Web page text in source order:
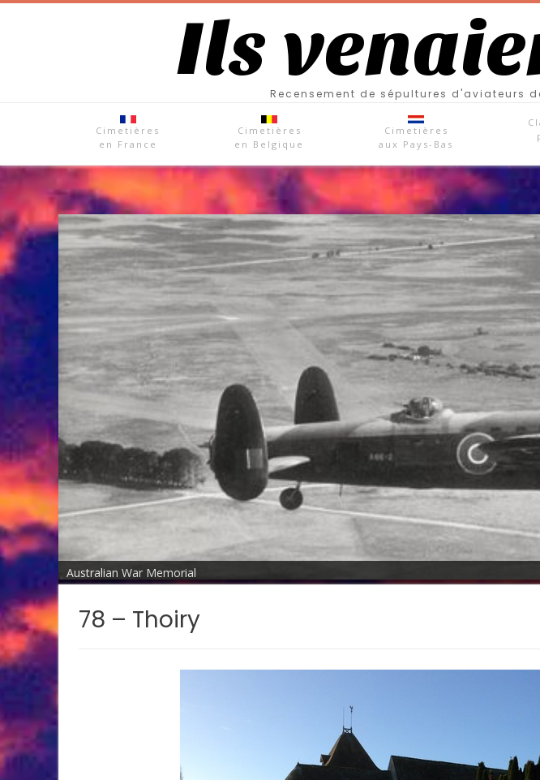
Ils
Recensement de sépultures d'aviateurs
Cimetières
en France
Cimetières
en Belgique
Cimetières
aux Pays-Bas
Australian War Memorial
78 – Thoiry